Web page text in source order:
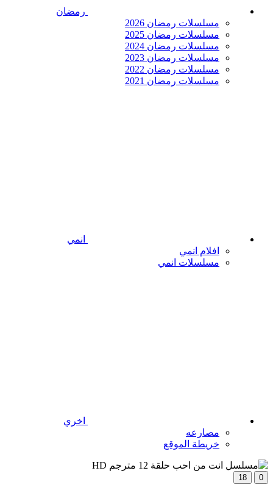
رمضان
مسلسلات رمضان 2026
مسلسلات رمضان 2025
مسلسلات رمضان 2024
مسلسلات رمضان 2023
مسلسلات رمضان 2022
مسلسلات رمضان 2021
انمي
افلام انمي
مسلسلات انمي
اخري
مصارعه
خريطة الموقع
0
18